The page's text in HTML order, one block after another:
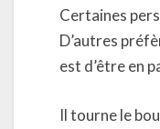
Certaines
D’autres
est d’être en
Il tourne le